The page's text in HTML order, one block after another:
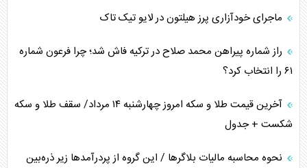
همسویی عربستان با سنتکام علیه متحدان ایران
ترامپ و توهم خلع سلاح حماس
ماجرای خودآزاری پرز هیلتون در لایو تیک تاک
راز شماره پیراهن محمد صلاح در ترکیه فاش شد؛ چرا فرعون شماره
۶۱ را انتخاب کرد؟
آخرین قیمت طلا و سکه امروز چهارشنبه ۱۴ مرداد/ سقف طلا و سکه
شکست + جدول
نحوه محاسبه مالیات بلاگر‌ها / این گروه از پردرآمد‌ها زیر ذره‌بین